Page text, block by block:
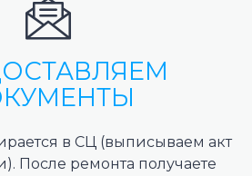
в СЦ (выписываем акт
После ремонта получаете